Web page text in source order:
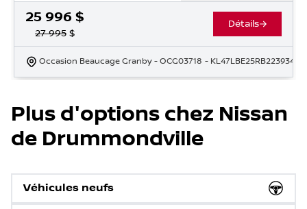
25 996 $
27 995 $
Détails
Occasion Beaucage Granby - OCG03718 - KL47LBE25RB223934
Plus d'options chez Nissan
de Drummondville
Véhicules neufs